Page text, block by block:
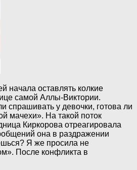
начала оставлять колкие
самой Аллы-Виктории.
спрашивать у девочки, готова ли
мачехи». На такой поток
Киркорова отреагировала
она в раздражении
Я же просила не
После конфликта в